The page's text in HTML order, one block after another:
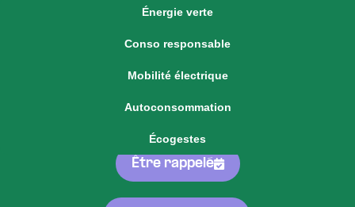
Énergie verte
Conso responsable
Mobilité électrique
Autoconsommation
Écogestes
Voir notre offre d'énergie fixe
05 54 65 62 00
Être rappelé